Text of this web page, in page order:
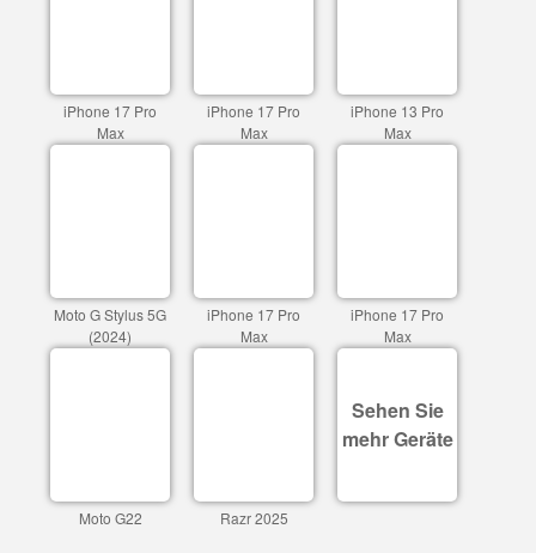
iPhone 17 Pro
Max
iPhone 17 Pro
Max
iPhone 13 Pro
Max
Moto G Stylus 5G
(2024)
iPhone 17 Pro
Max
iPhone 17 Pro
Max
Moto G22 Razr 2025
Sehen Sie
mehr Geräte